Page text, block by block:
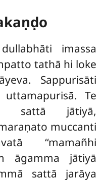
imassa
tathā hi loke
Sappurisāti
uttamapurisā. Te
sattā jātiyā,
muccanti
‘‘mamañhi
āgamma jātiyā
sattā jarāya